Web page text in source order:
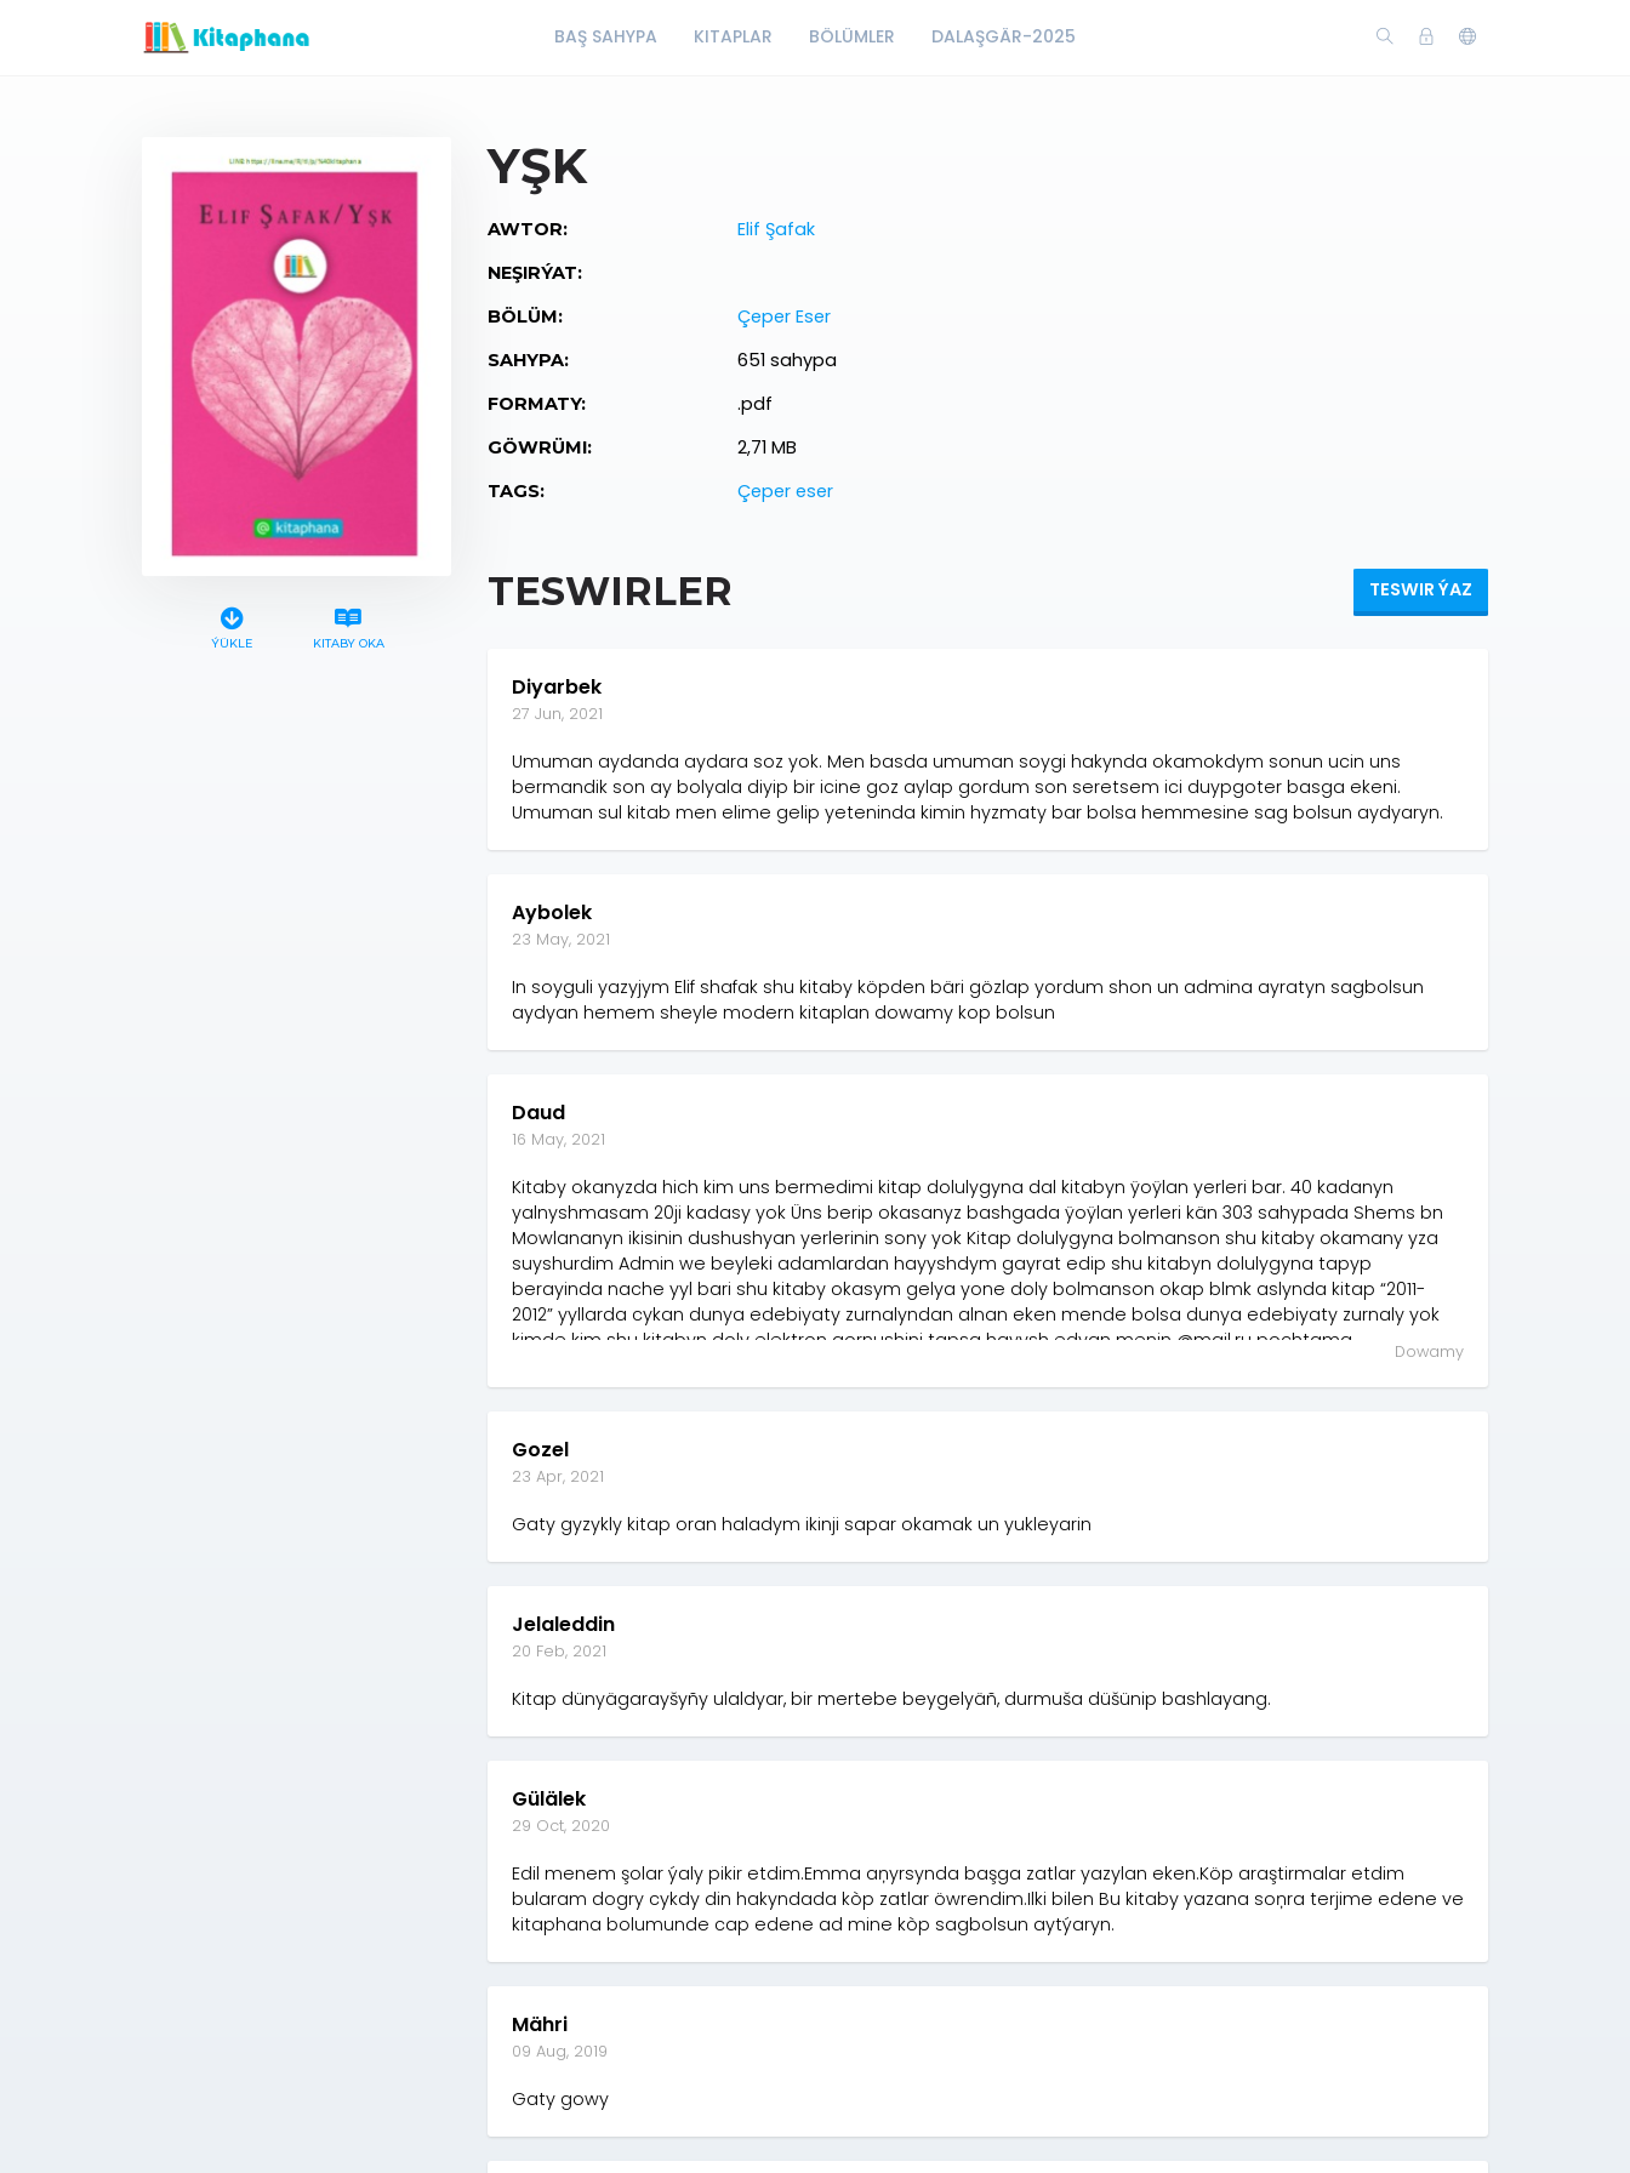
BAŞ SAHYPA KITAPLAR BÖLÜMLER DALAŞGÄR-2025
ÝÜKLE KITABY OKA
YŞK
AWTOR: Elif Şafak
NEŞIRÝAT:
BÖLÜM:
Çeper Eser
SAHYPA: 651 sahypa
FORMATY: .pdf
GÖWRÜMI: 2,71 MB
TAGS: Çeper eser
TESWIRLER TESWIR ÝAZ
Diyarbek
27 Jun, 2021
Umuman aydanda aydara soz yok. Men basda umuman soygi hakynda okamokdym sonun ucin uns
bermandik son ay bolyala diyip bir icine goz aylap gordum son seretsem ici duypgoter basga ekeni.
Umuman sul kitab men elime gelip yeteninda kimin hyzmaty bar bolsa hemmesine sag bolsun aydyaryn.
Aybolek
23 May, 2021
In soyguli yazyjym Elif shafak shu kitaby köpden bäri gözlap yordum shon un admina ayratyn sagbolsun
aydyan hemem sheyle modern kitaplan dowamy kop bolsun
Daud
16 May, 2021
Kitaby okanyzda hich kim uns bermedimi kitap dolulygyna dal kitabyn ÿoÿlan yerleri bar. 40 kadanyn
yalnyshmasam 20ji kadasy yok Üns berip okasanyz bashgada ÿoÿlan yerleri kän 303 sahypada Shems bn
Mowlananyn ikisinin dushushyan yerlerinin sony yok Kitap dolulygyna bolmanson shu kitaby okamany yza
suyshurdim Admin we beyleki adamlardan hayyshdym gayrat edip shu kitabyn dolulygyna tapyp
berayinda nache yyl bari shu kitaby okasym gelya yone doly bolmanson okap blmk aslynda kitap “2011-
2012” yyllarda cykan dunya edebiyaty zurnalyndan alnan eken mende bolsa dunya edebiyaty zurnaly yok
kimde kim shu kitabyn doly elektron gornushini tapsa hayysh edyan menin @mail.ru pochtama
Dowamy
Gozel
23 Apr, 2021
Gaty gyzykly kitap oran haladym ikinji sapar okamak un yukleyarin
Jelaleddin
20 Feb, 2021
Kitap dünyägarayšyñy ulaldyar, bir mertebe beygelyäñ, durmuša düšünip bashlayang.
Gülälek
29 Oct, 2020
Edil menem şolar ýaly pikir etdim.Emma aņyrsynda başga zatlar yazylan eken.Köp araştirmalar etdim
bularam dogry cykdy din hakyndada kòp zatlar öwrendim.Ilki bilen Bu kitaby yazana soņra terjime edene ve
kitaphana bolumunde cap edene ad mine kòp sagbolsun aytýaryn.
Mähri
09 Aug, 2019
Gaty gowy